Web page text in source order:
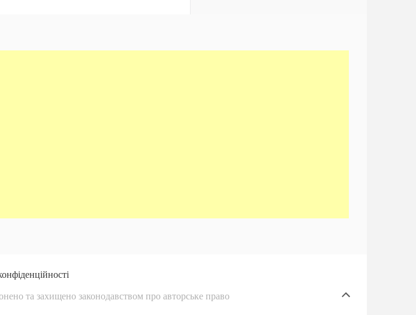
та захищено законодавством про авторське право